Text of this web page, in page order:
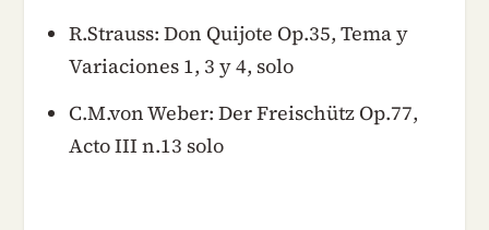
R.Strauss: Don Quijote Op.35, Tema y
Variaciones 1, 3 y 4, solo
C.M.von Weber: Der Freischütz Op.77,
Acto III n.13 solo